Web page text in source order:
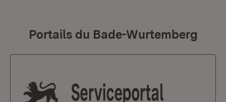
Portails du Bade-Wurtemberg